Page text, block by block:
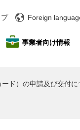
Foreign
事業者向け情報
ド）の申請及び交付に